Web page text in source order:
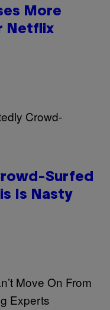
More
Netflix
Surfed
Is Nasty